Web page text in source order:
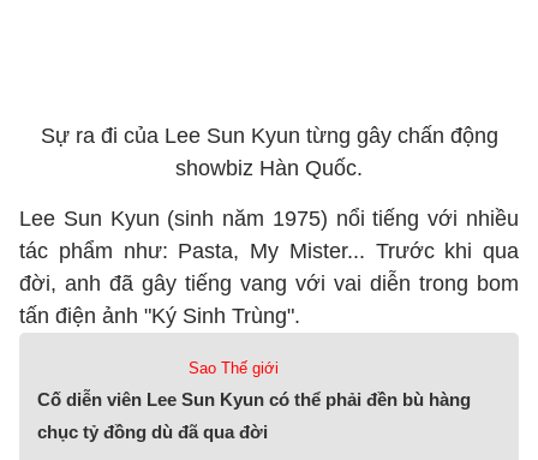
Sự ra đi của Lee Sun Kyun từng gây chấn động
showbiz Hàn Quốc.
Lee Sun Kyun (sinh năm 1975) nổi tiếng với nhiều
tác phẩm như: Pasta, My Mister... Trước khi qua
đời, anh đã gây tiếng vang với vai diễn trong bom
tấn điện ảnh "Ký Sinh Trùng".
Sao Thế giới
Cố diễn viên Lee Sun Kyun có thể phải đền bù hàng
chục tỷ đồng dù đã qua đời